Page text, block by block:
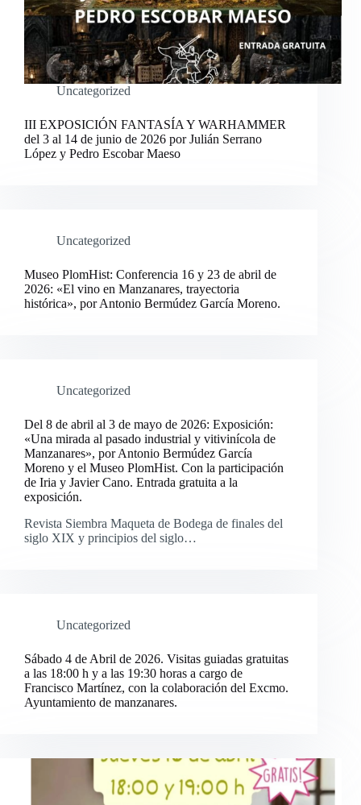
Uncategorized
III EXPOSICIÓN FANTASÍA Y WARHAMMER
del 3 al 14 de junio de 2026 por Julián Serrano
López y Pedro Escobar Maeso
Uncategorized
Museo PlomHist: Conferencia 16 y 23 de abril de
2026: «El vino en Manzanares, trayectoria
histórica», por Antonio Bermúdez García Moreno.
Uncategorized
Del 8 de abril al 3 de mayo de 2026: Exposición:
«Una mirada al pasado industrial y vitivinícola de
Manzanares», por Antonio Bermúdez García
Moreno y el Museo PlomHist. Con la participación
de Iria y Javier Cano. Entrada gratuita a la
exposición.
Revista Siembra Maqueta de Bodega de finales del
siglo XIX y principios del siglo…
Uncategorized
Sábado 4 de Abril de 2026. Visitas guiadas gratuitas
a las 18:00 h y a las 19:30 horas a cargo de
Francisco Martínez, con la colaboración del Excmo.
Ayuntamiento de manzanares.